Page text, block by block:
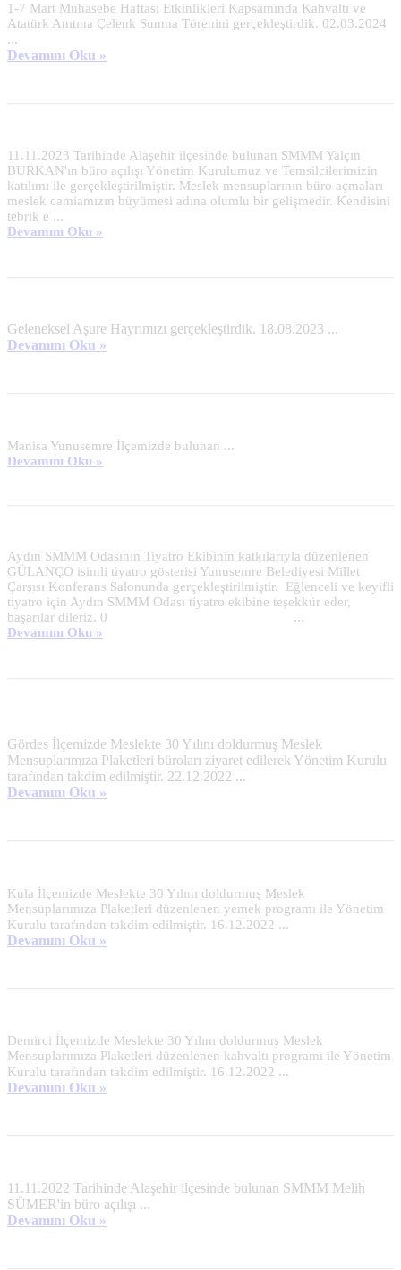
1-7 Mart Muhasebe Haftası Etkinlikleri Kapsamında Kahvaltı ve
Atatürk Anıtına Çelenk Sunma Törenini gerçekleştirdik. 02.03.2024
...
Devamını Oku »
11.11.2023 Tarihinde Alaşehir ilçesinde bulunan SMMM Yalçın
BURKAN'ın büro açılışı Yönetim Kurulumuz ve Temsilcilerimizin
katılımı ile gerçekleştirilmiştir. Meslek mensuplarının büro açmaları
meslek camiamızın büyümesi adına olumlu bir gelişmedir. Kendisini
tebrik e ...
Devamını Oku »
Geleneksel Aşure Hayrımızı gerçekleştirdik. 18.08.2023 ...
Devamını Oku »
Manisa Yunusemre İlçemizde bulunan ...
Devamını Oku »
Aydın SMMM Odasının Tiyatro Ekibinin katkılarıyla düzenlenen
GÜLANÇO isimli tiyatro gösterisi Yunusemre Belediyesi Millet
Çarşısı Konferans Salonunda gerçekleştirilmiştir.  Eğlenceli ve keyifli
tiyatro için Aydın SMMM Odası tiyatro ekibine teşekkür eder,
başarılar dileriz. 0							...
Devamını Oku »
Gördes İlçemizde Meslekte 30 Yılını doldurmuş Meslek
Mensuplarımıza Plaketleri büroları ziyaret edilerek Yönetim Kurulu
tarafından takdim edilmiştir. 22.12.2022 ...
Devamını Oku »
Kula İlçemizde Meslekte 30 Yılını doldurmuş Meslek
Mensuplarımıza Plaketleri düzenlenen yemek programı ile Yönetim
Kurulu tarafından takdim edilmiştir. 16.12.2022 ...
Devamını Oku »
Demirci İlçemizde Meslekte 30 Yılını doldurmuş Meslek
Mensuplarımıza Plaketleri düzenlenen kahvaltı programı ile Yönetim
Kurulu tarafından takdim edilmiştir. 16.12.2022 ...
Devamını Oku »
11.11.2022 Tarihinde Alaşehir ilçesinde bulunan SMMM Melih
SÜMER'in büro açılışı ...
Devamını Oku »